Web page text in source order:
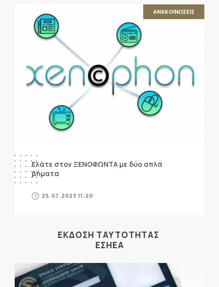
ΑΝΑΚΟΙΝΩΣΕΙΣ
Ελάτε στον ΞΕΝΟΦΩΝΤΑ με δύο απλά
βήματα
25.07.2023 11:20
ΕΚΔΟΣΗ ΤΑΥΤΟΤΗΤΑΣ
ΕΣΗΕΑ